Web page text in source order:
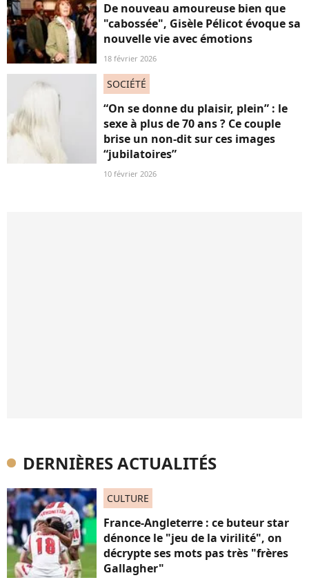
De nouveau amoureuse bien que
"cabossée", Gisèle Pélicot évoque sa
nouvelle vie avec émotions
18 février 2026
SOCIÉTÉ
“On se donne du plaisir, plein” : le
sexe à plus de 70 ans ? Ce couple
brise un non-dit sur ces images
“jubilatoires”
10 février 2026
DERNIÈRES ACTUALITÉS
CULTURE
France-Angleterre : ce buteur star
dénonce le "jeu de la virilité", on
décrypte ses mots pas très "frères
Gallagher"